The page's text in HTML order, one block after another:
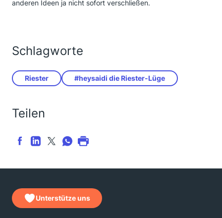
anderen Ideen ja nicht sofort verschließen.
Schlagworte
Riester #heysaidi die Riester-Lüge
Teilen
Unterstütze uns